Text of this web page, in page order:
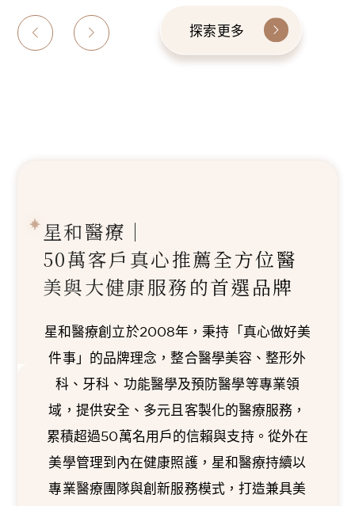
探索更多
星和醫療｜
50萬客戶真心推薦全方位醫
美與大健康服務的首選品牌
星和醫療創立於2008年，秉持「真心做好美
件事」的品牌理念，整合醫學美容、整形外
科、牙科、功能醫學及預防醫學等專業領
域，提供安全、多元且客製化的醫療服務，
累積超過50萬名用戶的信賴與支持。從外在
美學管理到內在健康照護，星和醫療持續以
專業醫療團隊與創新服務模式，打造兼具美